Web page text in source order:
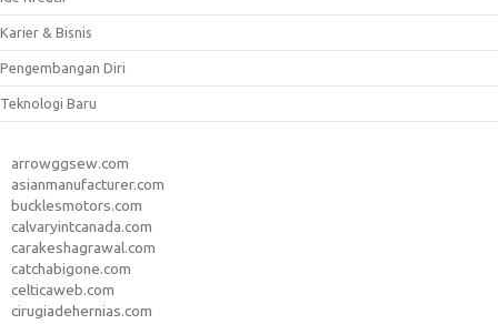
Karier & Bisnis
Pengembangan Diri
Teknologi Baru
arrowggsew.com
asianmanufacturer.com
bucklesmotors.com
calvaryintcanada.com
carakeshagrawal.com
catchabigone.com
celticaweb.com
cirugiadehernias.com